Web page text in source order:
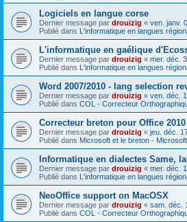
Logiciels en langue corse
Dernier message par drouizig « ven. janv.
Publié dans L'informatique en langues
L'informatique en gaélique
Dernier message par drouizig « mer. déc.
Publié dans L'informatique en langues
Word 2007/2010 - lang selection
Dernier message par drouizig « ven. déc.
Publié dans COL - Correcteur
Correcteur breton pour Office
Dernier message par drouizig « jeu. déc.
Publié dans Microsoft et le breton -
Informatique en dialectes Same,
Dernier message par drouizig « mer. déc.
Publié dans L'informatique en langues
NeoOffice support on MacOSX
Dernier message par drouizig « sam. déc.
Publié dans COL - Correcteur